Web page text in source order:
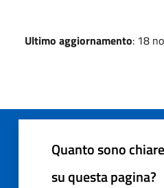
Ultimo aggiornamento: 18
Quanto sono
su questa pagina?